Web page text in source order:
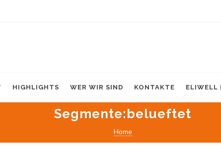
HIGHLIGHTS WER WIR SIND KONTAKTE ELIWELL
Segmente:belueftet
Home